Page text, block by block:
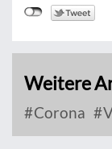
Weitere
Corona